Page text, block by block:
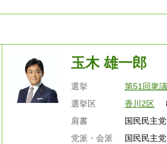
玉木 雄一郎
選挙 第51回衆
選挙区 香川2区
肩書
国民民主
党派・会派
国民民主党